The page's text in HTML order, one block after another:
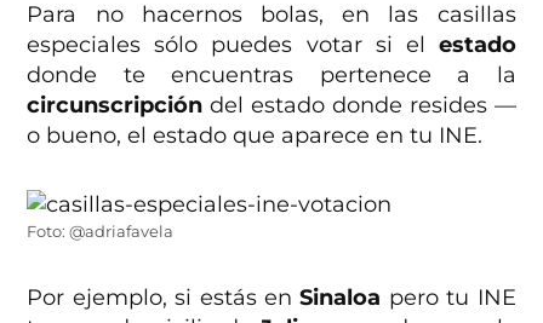
Para no hacernos bolas, en las casillas
especiales sólo puedes votar si el estado
donde te encuentras pertenece a la
circunscripción del estado donde resides —
o bueno, el estado que aparece en tu INE.
Foto: @adriafavela
Por ejemplo, si estás enSinaloa pero tu INE